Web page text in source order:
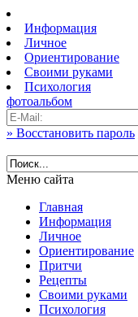
Информация
Личное
Ориентирование
Своими руками
Психология
фотоальбом
» Восстановить пароль
Меню сайта
Главная
Информация
Личное
Ориентирование
Притчи
Рецепты
Своими руками
Психология